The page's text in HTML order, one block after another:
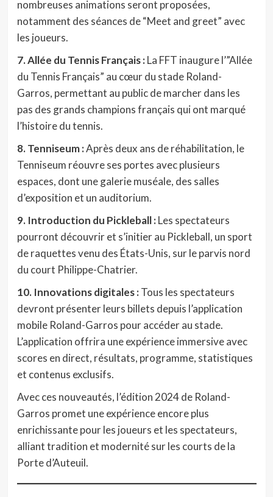
nombreuses animations seront proposées,
notamment des séances de “Meet and greet” avec
les joueurs.
7. Allée du Tennis Français :La FFT inaugure l’”Allée
du Tennis Français” au cœur du stade Roland-
Garros, permettant au public de marcher dans les
pas des grands champions français qui ont marqué
l’histoire du tennis.
8. Tenniseum :Après deux ans de réhabilitation, le
Tenniseum réouvre ses portes avec plusieurs
espaces, dont une galerie muséale, des salles
d’exposition et un auditorium.
9. Introduction du Pickleball :Les spectateurs
pourront découvrir et s’initier au Pickleball, un sport
de raquettes venu des États-Unis, sur le parvis nord
du court Philippe-Chatrier.
10. Innovations digitales :Tous les spectateurs
devront présenter leurs billets depuis l’application
mobile Roland-Garros pour accéder au stade.
L’application offrira une expérience immersive avec
scores en direct, résultats, programme, statistiques
et contenus exclusifs.
Avec ces nouveautés, l’édition 2024 de Roland-
Garros promet une expérience encore plus
enrichissante pour les joueurs et les spectateurs,
alliant tradition et modernité sur les courts de la
Porte d’Auteuil.